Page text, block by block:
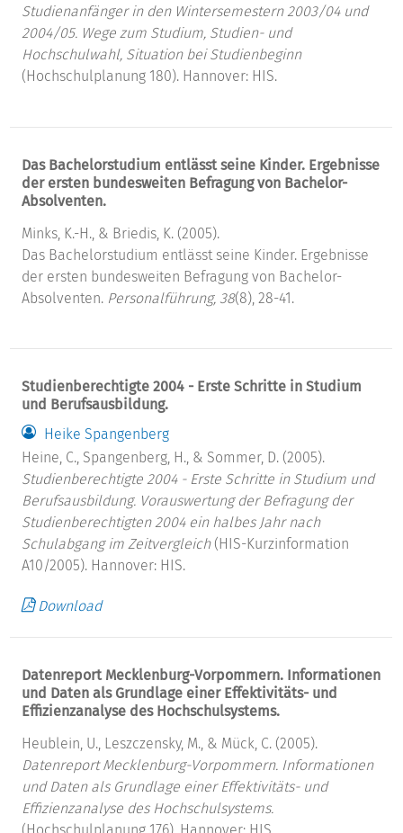
Studienanfänger in den Wintersemestern 2003/04 und
2004/05. Wege zum Studium, Studien- und
Hochschulwahl, Situation bei Studienbeginn
(Hochschulplanung 180). Hannover: HIS.
Das Bachelorstudium entlässt seine Kinder. Ergebnisse
der ersten bundesweiten Befragung von Bachelor-
Absolventen.
Minks, K.-H., & Briedis, K. (2005).
Das Bachelorstudium entlässt seine Kinder. Ergebnisse
der ersten bundesweiten Befragung von Bachelor-
Absolventen. Personalführung, 38(8), 28-41.
Studienberechtigte 2004 - Erste Schritte in Studium
und Berufsausbildung.
Heike Spangenberg
Heine, C., Spangenberg, H., & Sommer, D. (2005).
Studienberechtigte 2004 - Erste Schritte in Studium und
Berufsausbildung. Vorauswertung der Befragung der
Studienberechtigten 2004 ein halbes Jahr nach
Schulabgang im Zeitvergleich(HIS-Kurzinformation
A10/2005). Hannover: HIS.
Download
Datenreport Mecklenburg-Vorpommern. Informationen
und Daten als Grundlage einer Effektivitäts- und
Effizienzanalyse des Hochschulsystems.
Heublein, U., Leszczensky, M., & Mück, C. (2005).
Datenreport Mecklenburg-Vorpommern. Informationen
und Daten als Grundlage einer Effektivitäts- und
Effizienzanalyse des Hochschulsystems.